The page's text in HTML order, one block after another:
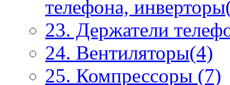
телефона,
23. Держатели
24. Вентиляторы(4)
25. Компрессоры (7)